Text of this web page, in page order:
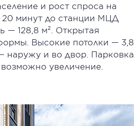
и рост спроса на
20 минут до станции МЦД
— 128,8 м². Открытая
Высокие потолки — 3,8
наружу и во двор. Парковка
увеличение.